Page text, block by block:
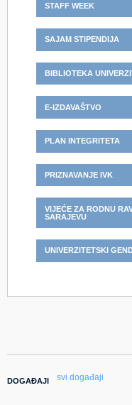
STAFF WEEK
SAJAM STIPENDIJA
BIBLIOTEKA
E-IZDAVAŠTVO
PLAN INTEGRITETA
PRIZNAVANJE IVK
VIJEĆE ZA RODNU
SARAJEVU
UNIVERZITETSKI
DOGAĐAJI svi događaji